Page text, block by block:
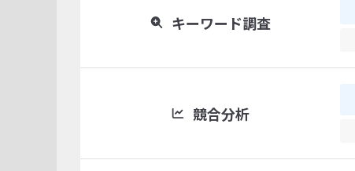
キーワード調査
競合分析